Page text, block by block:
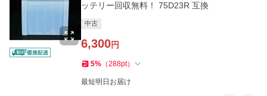
ッテリー回収無料！ 75D23R 互換
中古
6,300円
5% （288pt）
最短明日お届け